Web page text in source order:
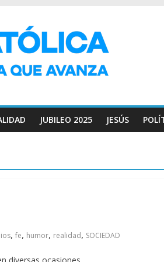
JUBILEO 2025 JESÚS
, fe, humor, realidad, SOCIEDAD